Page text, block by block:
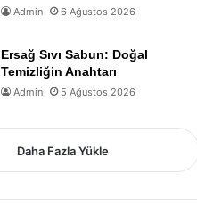
Admin 6 Ağustos 2026
Ersağ Sıvı Sabun: Doğal
Temizliğin Anahtarı
Admin 5 Ağustos 2026
Daha Fazla Yükle